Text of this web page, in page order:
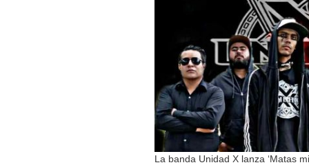
La banda Unidad X lanza ‘Matas